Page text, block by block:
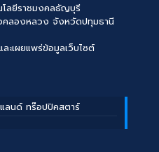
โลยีราชมงคลธัญบุรี
คลองหลวง จังหวัดปทุมธานี
ะเผยแพร่ข้อมูลเว็บไซต์
แลนด์ ทร๊อปปิคสตาร์